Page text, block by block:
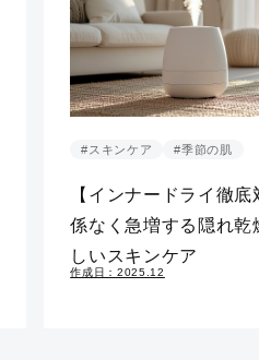
#スキンケア #季節の肌
【インナードライ徹
係なく急増する隠れ乾
しいスキンケア
作成日：2025.12